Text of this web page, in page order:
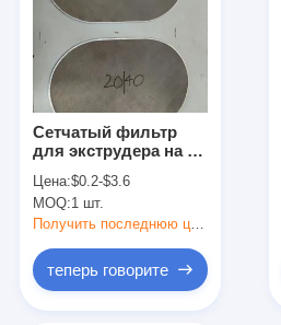
Сетчатый фильтр
для экструдера на 4
Цена:$0.2-$3.6
MOQ:1 шт.
Получить последнюю цену
теперь говорите